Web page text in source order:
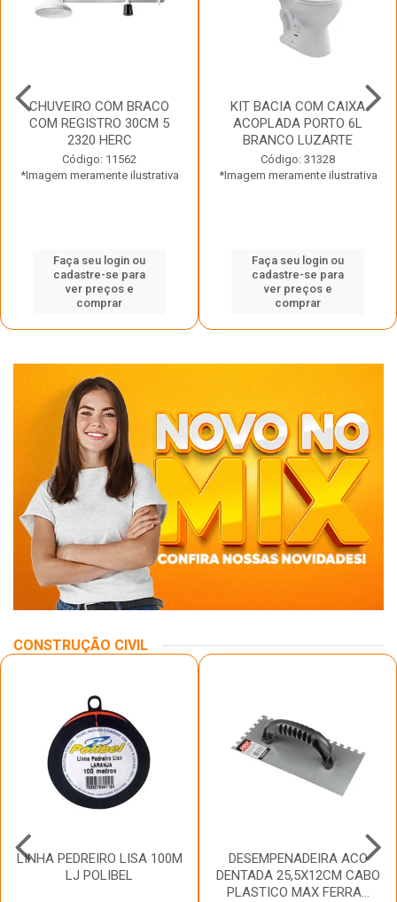
CHUVEIRO COM BRACO
COM REGISTRO 30CM 5
2320 HERC
Código: 11562
*Imagem meramente ilustrativa
Faça seu login ou
cadastre-se para
ver preços e
comprar
KIT BACIA COM CAIXA
ACOPLADA PORTO 6L
BRANCO LUZARTE
Código: 31328
*Imagem meramente ilustrativa
Faça seu login ou
cadastre-se para
ver preços e
comprar
CONSTRUÇÃO CIVIL
LINHA PEDREIRO LISA 100M
LJ POLIBEL
DESEMPENADEIRA ACO
DENTADA 25,5X12CM CABO
PLASTICO MAX FERRA...